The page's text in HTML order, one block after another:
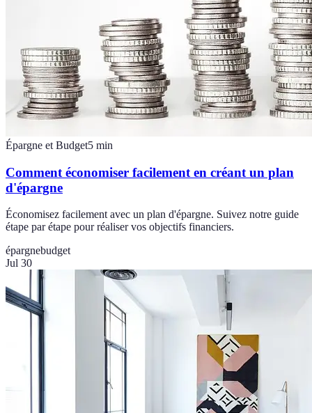
Épargne et Budget5 min
Comment économiser facilement en créant un plan
d'épargne
Économisez facilement avec un plan d'épargne. Suivez notre guide
étape par étape pour réaliser vos objectifs financiers.
épargnebudget
Jul 30